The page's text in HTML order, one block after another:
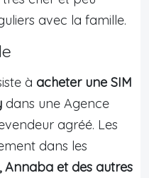
avec la famille.
à acheter une SIM
dans une Agence
agréé. Les
dans les
Annaba et des autres